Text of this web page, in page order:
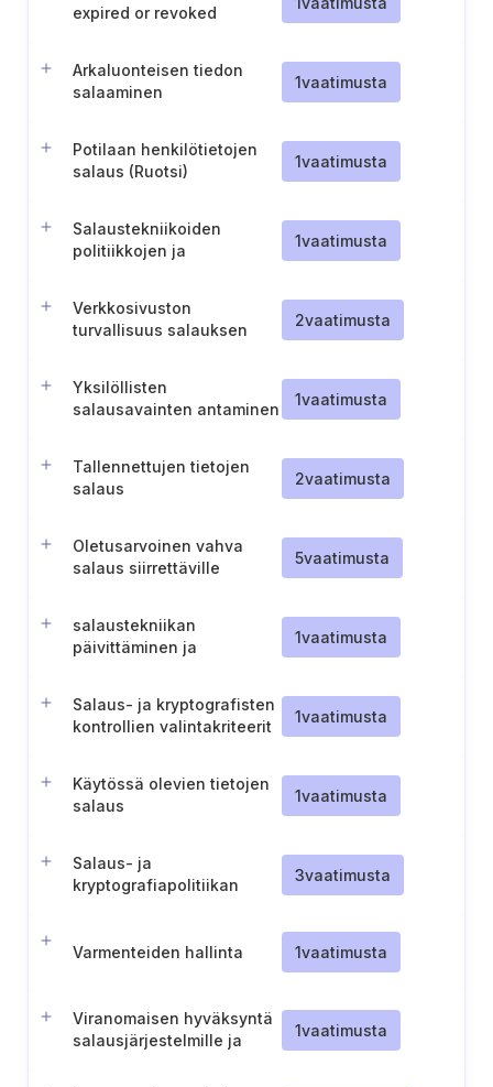
expired or revoked
Arkaluonteisen tiedon
salaaminen
1vaatimusta
Potilaan henkilötietojen
salaus (Ruotsi)
1vaatimusta
Salaustekniikoiden
politiikkojen ja
1vaatimusta
Verkkosivuston
turvallisuus salauksen
2vaatimusta
Yksilöllisten
salausavainten antaminen
1vaatimusta
Tallennettujen tietojen
salaus
2vaatimusta
Oletusarvoinen vahva
salaus siirrettäville
5vaatimusta
salaustekniikan
päivittäminen ja
1vaatimusta
Salaus- ja kryptografisten
kontrollien valintakriteerit
1vaatimusta
Käytössä olevien tietojen
salaus
1vaatimusta
Salaus- ja
kryptografiapolitiikan
3vaatimusta
Varmenteiden hallinta 1vaatimusta
Viranomaisen hyväksyntä
salausjärjestelmille ja
1vaatimusta